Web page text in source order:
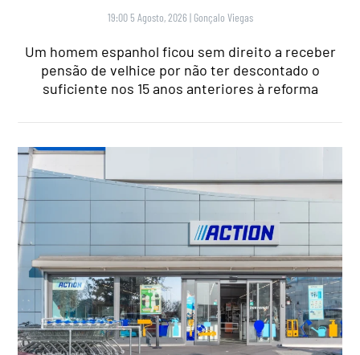
19:00 5 Agosto, 2026 | Gonçalo Viegas
Um homem espanhol ficou sem direito a receber
pensão de velhice por não ter descontado o
suficiente nos 15 anos anteriores à reforma